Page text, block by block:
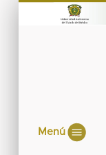
Menú